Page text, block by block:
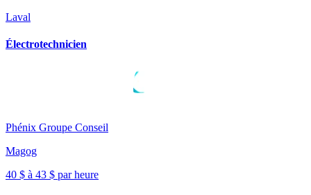
Laval
Électrotechnicien
Phénix Groupe Conseil
Magog
40 $ à 43 $ par heure